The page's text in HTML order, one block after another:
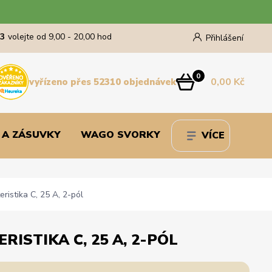
Přihlášení
volejte od 9,00 - 20,00 hod
0 0,00 Kč
vyřízeno přes 52310 objednávek
ZÁSUVKY WAGO SVORKY VÍCE
C, 25 A, 2-pól
C, 25 A, 2-PÓL